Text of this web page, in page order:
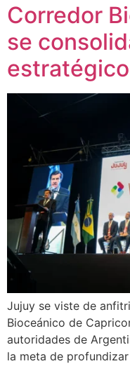
Corredor
se
Jujuy se viste de
Bioceánico de
autoridades de
la meta de